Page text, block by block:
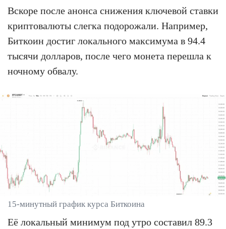
Вскоре после анонса снижения ключевой ставки
криптовалюты слегка подорожали. Например,
Биткоин достиг локального максимума в 94.4
тысячи долларов, после чего монета перешла к
ночному обвалу.
15-минутный график курса Биткоина
Её локальный минимум под утро составил 89.3